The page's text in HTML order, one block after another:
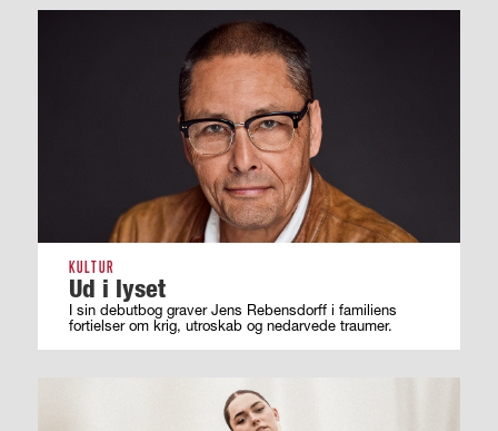
KULTUR
Ud i lyset
I sin debutbog graver Jens Rebensdorff i familiens
fortielser om krig, utroskab og nedarvede traumer.